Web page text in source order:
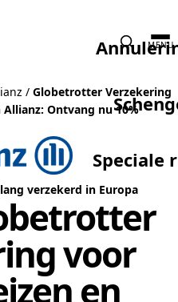
Speciale
MENU
/ Globetrotter Verzekering
Ontvang nu 10%
verzekerd in Europa
voor
en